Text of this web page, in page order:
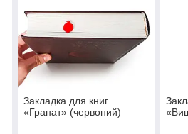
Закладка для книг
«Гранат» (червоний)